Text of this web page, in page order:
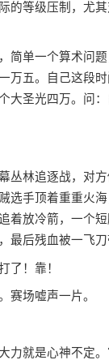
的等级压制，尤
简单一个算术问
万五。自己这段
大圣光四万。问
丛林追逐战，对
选手顶着重重火
着放冷箭，一个
最后残血被一飞刀
了！靠！
赛场嘘声一片。
力就是心神不定